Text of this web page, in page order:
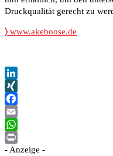
Druckqualität gerecht zu
〉 www.akeboose.de
LinkedIn
XING
Facebook
Email
WhatsApp
Print
- Anzeige -